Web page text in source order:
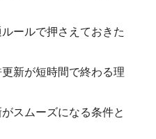
ールで押さえておきた
新が短時間で終わる理
スムーズになる条件と